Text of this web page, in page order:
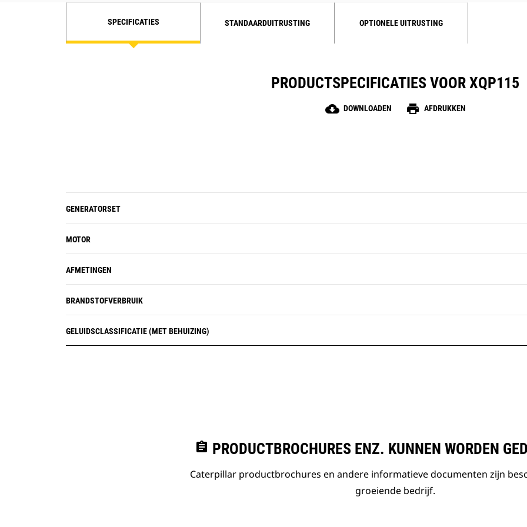
SPECIFICATIES STANDAARDUITRUSTING OPTIONELE UITRUSTING
PRODUCTSPECIFICATIES VOOR XQP115
cloud_download DOWNLOADEN print AFDRUKKEN
GENERATORSET
MOTOR
AFMETINGEN
BRANDSTOFVERBRUIK
GELUIDSCLASSIFICATIE (MET BEHUIZING)
assignment PRODUCTBROCHURES ENZ. KUNNEN WORDEN
Caterpillar productbrochures en andere informatieve documenten zijn
groeiende bedrijf.